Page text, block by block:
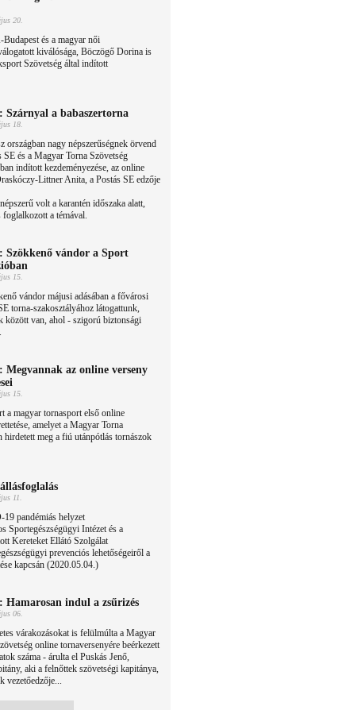
20.
és a magyar női
kiválósága, Böczögő Dorina is
Szövetség által indított
Szárnyal a babaszertorna
18.
országban nagy népszerűségnek örvend
SE és a Magyar Torna Szövetség
indított kezdeményezése, az online
Littner Anita, a Postás SE edzője
volt a karantén időszaka alatt,
a témával.
Szökkenő vándor a Sport
15.
vándor májusi adásában a fővárosi
torna-szakosztályához látogattunk,
között van, ahol - szigorú biztonsági
Megvannak az online verseny
15.
a magyar tornasport első online
amelyet a Magyar Torna
hirdetett meg a fiú utánpótlás tornászok
11.
pandémiás helyzet
Sportegészségügyi Intézet és a
Kereteket Ellátó Szolgálat
prevenciós lehetőségeiről a
kapcsán (2020.05.04.)
Hamarosan indul a zsűrizés
06.
várakozásokat is felülmúlta a Magyar
online tornaversenyére beérkezett
száma - árulta el Puskás Jenő,
aki a felnőttek szövetségi kapitánya,
vezetőedzője...